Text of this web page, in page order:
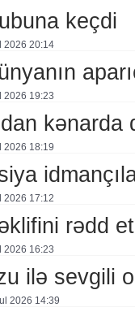
keçdi
2026 20:14
2026 19:23
kənarda
2026 18:19
2026 17:12
rədd
2026 16:23
ilə sevgili
2026 14:39